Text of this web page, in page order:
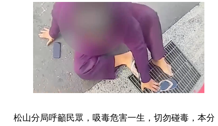
松山分局呼籲民眾，吸毒危害一生，切勿碰毒，本分